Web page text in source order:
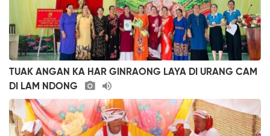
TUAK ANGAN KA HAR GINRAONG LAYA DI URANG CAM
DI LAM NDONG